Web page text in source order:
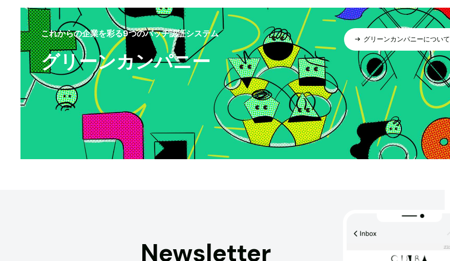
これからの企業を彩る9つのバッヂ認証システム
グリーンカンパニー
グリーンカンパニーについて
Newsletter